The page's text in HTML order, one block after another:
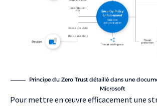
Principe du Zero Trust détaillé dans une
Microsoft
Pour mettre en œuvre efficacement une